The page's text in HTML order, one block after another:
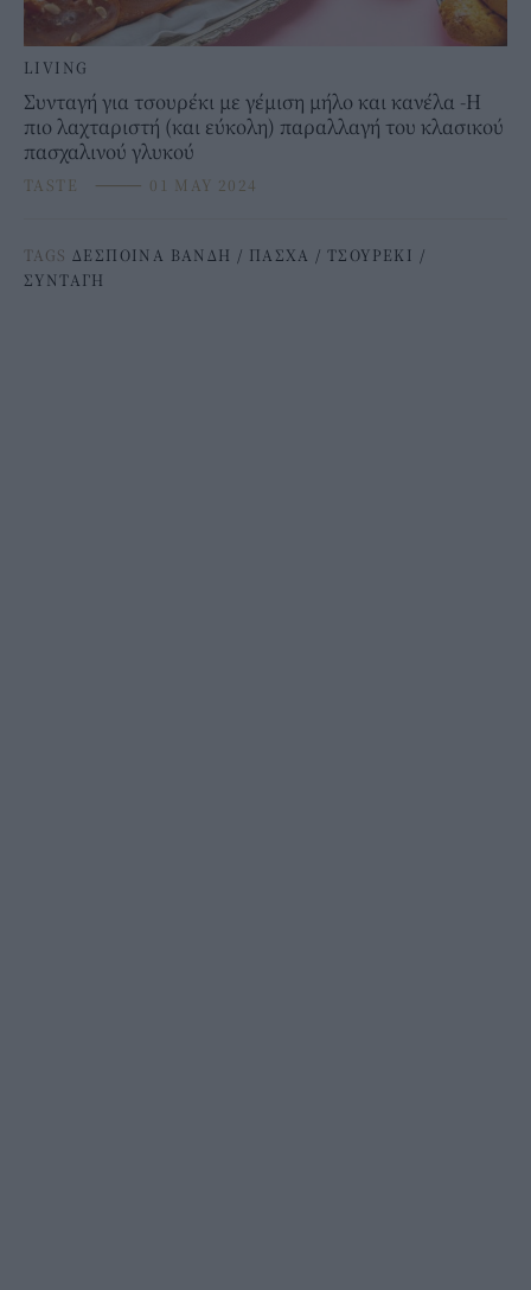
LIVING
Συνταγή για τσουρέκι με γέμιση μήλο και κανέλα -Η
πιο λαχταριστή (και εύκολη) παραλλαγή του κλασικού
πασχαλινού γλυκού
TASTE ⸻ 01 MAY 2024
TAGS ΔΕΣΠΟΙΝΑ ΒΑΝΔΗ / ΠΑΣΧΑ / ΤΣΟΥΡΕΚΙ /
ΣΥΝΤΑΓΗ